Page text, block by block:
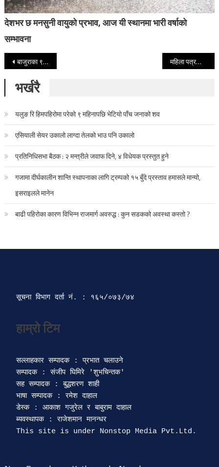
देशभर छ मनसुनी वायुको प्रभाव, आज यी स्थानमा भारी वर्षाको
सम्भावना
Post navigation
बाजुराका ९५ बस्ती यस्तो उच्च जोखिममा महिला पत्रकारमाथी सिडियोकाे दुर्व्यवहारप्रति आपत्ति
भर्खरै
यलुङ रि हिमपहिरोमा परेको ९ महिनापछि भेटियो पाँच जनाको शव
एसियाली सेयर उकालो लाग्दा तेलको भाउ पनि उकालो
प्रतिनिधिसभा बैठक : २ मन्त्रीले जवाफ दिने, ४ विधेयक प्रस्तुत हुने
गजामा दीर्घकालीन शान्ति स्थापनाका लागि ट्रम्पको १५ बुँदे प्रस्ताव हमासले मान्यो,
इसराइलले मानेन
बाढी पहिरोका कारण विभिन्न राजमार्ग अवरुद्ध : कुन सडकको अवस्था कस्तो ?
सूचना विभाग दर्ता‍ नं. : १६५/०७३/७४
हाम्रो टिम
सल्लाहकार सम्पादक : प्रभात चलाउने
सम्पादक : संजीप घिमिरे 'शुभचिन्तक'
सह सम्पादक : बुद्धशरण शाही
भाषा सम्पादक : रमेश दाहाल
डेस्क : आकाश गजुरेल र बाबुराम दाहाल
ब्यवस्थापक : राजेशमान मानन्धर